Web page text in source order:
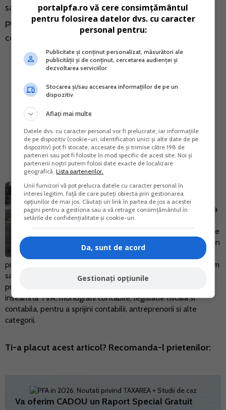
sau sa acceseze linkuri indicate in mesajele text. Cu
privire la situatia expusa, ANAF va sesiza organele
competente.
Autor:VIORICA GHINEA
Ghinea Vioricaface parte din echipa
Portalpfa.rodin anul 2017, unde se
concentreaza pe noutatile legislative
si prezinta cele mai relevante stiri din
domeniu. Si-a inceput activitatea in
presa in 2009 si a acoperit de-a lungul anilor subiecte precum
sanatate, amenajari interioare, moda, sport si legislatie. In
prezent, scrie pentru dumneavoastra despre tot ceea ce
inseamna TVA, monografii contabile, legislatie fiscala si
contabila, pentru a sprijini contabilii, antreprenorii si alte
categorii.
Ti-a placut acest articol? Recomanda-l prietenilor:
Va oferim CADOU un Raport Special Gratuit
portalpfa.ro vă cere consimțământul
pentru folosirea datelor dvs. cu caracter
personal pentru:
Publicitate și conținut personalizat, măsurători ale
publicității și de conținut, cercetarea audienței și
dezvoltarea serviciilor
Stocarea și/sau accesarea informațiilor de pe un
dispozitiv
Aflați mai multe
Datele dvs. cu caracter personal vor fi prelucrate, iar informațiile
de pe dispozitiv (cookie-uri, identificatori unici și alte date de pe
dispozitiv) pot fi stocate, accesate de și trimise către 198 de
parteneri sau pot fi folosite în mod specific de acest site. Noi și
partenerii noștri putem folosi date exacte de localizare
geografică.Lista partenerilor.
Unii furnizori vă pot prelucra datele cu caracter personal în
interes legitim, față de care puteți obiecta prin gestionarea
opțiunilor de mai jos. Căutați un link în partea de jos a acestei
pagini pentru a gestiona sau a vă retrage consimțământul în
setările de confidențialitate și cookie-uri.
Da, sunt de acord
Gestionați opțiunile